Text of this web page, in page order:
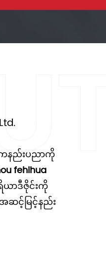
နည်းပညာကို
fehihua
ယာဒီဇိုင်းကို
င့်မြင့်နည်း